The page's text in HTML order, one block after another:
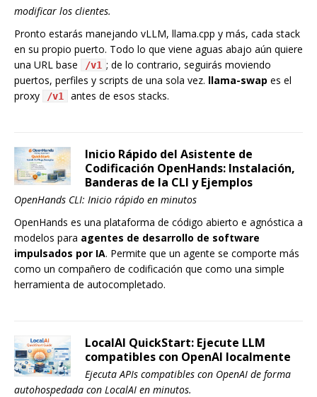
modificar los clientes.
Pronto estarás manejando vLLM, llama.cpp y más, cada stack
en su propio puerto. Todo lo que viene aguas abajo aún quiere
una URL base
/v1 ; de lo contrario, seguirás moviendo
puertos, perfiles y scripts de una sola vez. llama-swap es el
proxy
/v1 antes de esos stacks.
Inicio Rápido del Asistente de
Codificación OpenHands: Instalación,
Banderas de la CLI y Ejemplos
OpenHands CLI: Inicio rápido en minutos
OpenHands es una plataforma de código abierto e agnóstica a
modelos para agentes de desarrollo de software
impulsados por IA. Permite que un agente se comporte más
como un compañero de codificación que como una simple
herramienta de autocompletado.
LocalAI QuickStart: Ejecute LLM
compatibles con OpenAI localmente
Ejecuta APIs compatibles con OpenAI de forma
autohospedada con LocalAI en minutos.